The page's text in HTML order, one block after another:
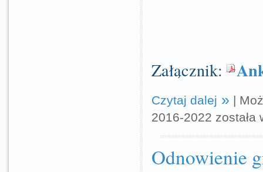
Załącznik:
Czytaj dalej |
2016-2022 została
Odnowienie